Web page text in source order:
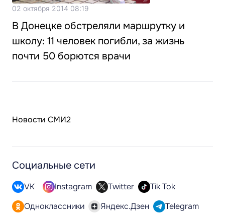
02 октября 2014 08:19
В Донецке обстреляли маршрутку и
школу: 11 человек погибли, за жизнь
почти 50 борются врачи
Новости СМИ2
Социальные сети
VK Instagram Twitter
Tik Tok
Одноклассники
Яндекс.Дзен
Telegram